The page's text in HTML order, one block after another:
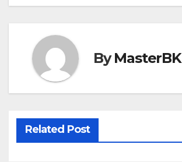
o
o
k
o
n
By
Related Post